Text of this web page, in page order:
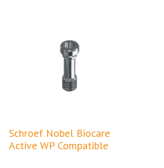
Schroef Nobel Biocare
Active WP Compatible